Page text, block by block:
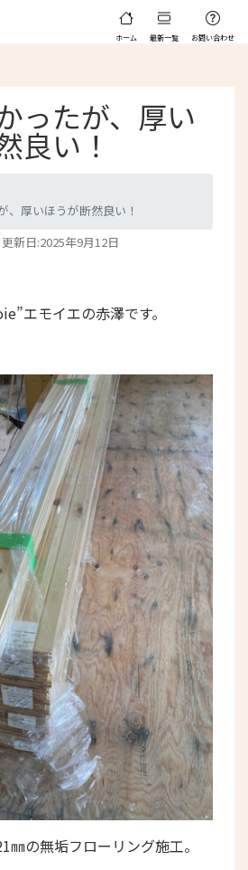
ホーム 最新一覧 お問い合わせ
ったが、厚い
良い！
、厚いほうが断然良い！
新日:2025年9月12日
エモイエの赤澤です。
㎜の無垢フローリング施工。